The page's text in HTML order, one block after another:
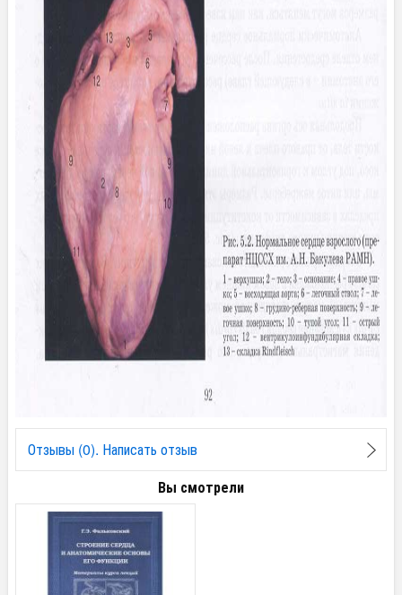
Отзывы (0). Написать отзыв
Вы смотрели